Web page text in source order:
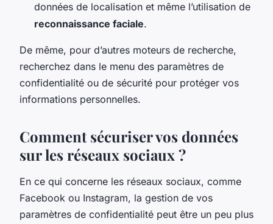
données de localisation et même l’utilisation de
reconnaissance faciale.
De même, pour d’autres moteurs de recherche,
recherchez dans le menu des paramètres de
confidentialité ou de sécurité pour protéger vos
informations personnelles.
Comment sécuriser vos données
sur les réseaux sociaux ?
En ce qui concerne les réseaux sociaux, comme
Facebook ou Instagram, la gestion de vos
paramètres de confidentialité peut être un peu plus